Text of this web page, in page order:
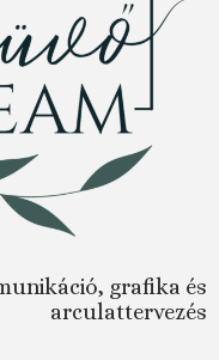
grafika és
arculattervezés